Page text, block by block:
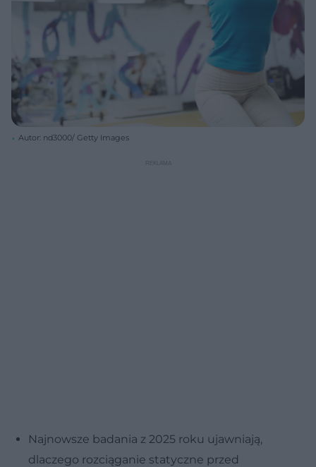
Autor: nd3000/ Getty Images
Najnowsze badania z 2025 roku ujawniają,
dlaczego rozciąganie statyczne przed